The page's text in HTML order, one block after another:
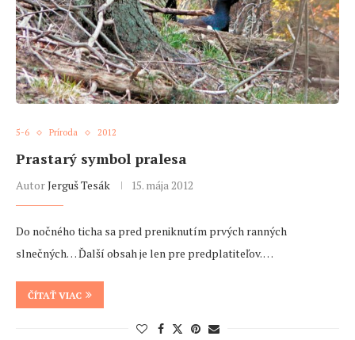
5-6 Príroda 2012
Prastarý symbol pralesa
AutorJerguš Tesák 15. mája 2012
Do nočného ticha sa pred preniknutím prvých ranných
slnečných… Ďalší obsah je len pre predplatiteľov. …
ČÍTAŤ VIAC